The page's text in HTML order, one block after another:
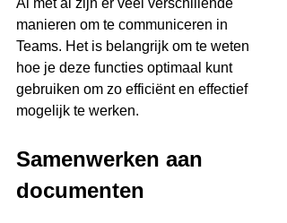
Al met al zijn er veel verschillende
manieren om te communiceren in
Teams. Het is belangrijk om te weten
hoe je deze functies optimaal kunt
gebruiken om zo efficiënt en effectief
mogelijk te werken.
Samenwerken aan
documenten